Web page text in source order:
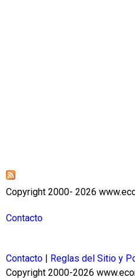
Copyright 2000- 2026
Contacto
Contacto Reglas del Sitio y
Copyright 2000-2026